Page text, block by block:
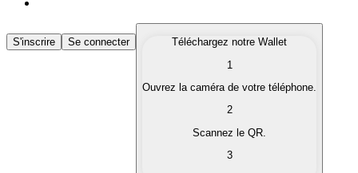
Acheter des Cryptomonnaies
Achetez les cryptomonnaies qui vous intéressent
Convertissez vos cryptomonnaies en monnaie
S'inscrire Se connecter
Téléchargez notre Wallet
1
Ouvrez la caméra de votre téléphone.
2
Scannez le QR.
3